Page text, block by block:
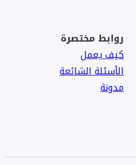
روابط مختصرة
كيف يعمل
الأسئلة الشائعة
مدونة